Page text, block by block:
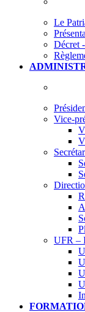
Le
Décret
Vice-
UFR –